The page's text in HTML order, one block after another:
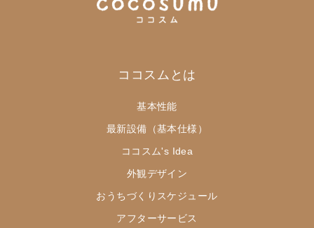
ココスムとは
基本性能
最新設備（基本仕様）
ココスム's Idea
外観デザイン
おうちづくりスケジュール
アフターサービス